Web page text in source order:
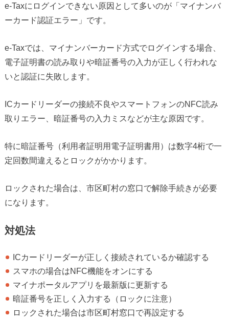
e-Taxにログインできない原因として多いのが「マイナンバ
ーカード認証エラー」です。
e-Taxでは、マイナンバーカード方式でログインする場合、
電子証明書の読み取りや暗証番号の入力が正しく行われな
いと認証に失敗します。
ICカードリーダーの接続不良やスマートフォンのNFC読み
取りエラー、暗証番号の入力ミスなどが主な原因です。
特に暗証番号（利用者証明用電子証明書用）は数字4桁で一
定回数間違えるとロックがかかります。
ロックされた場合は、市区町村の窓口で解除手続きが必要
になります。
対処法
ICカードリーダーが正しく接続されているか確認する
スマホの場合はNFC機能をオンにする
マイナポータルアプリを最新版に更新する
暗証番号を正しく入力する（ロックに注意）
ロックされた場合は市区町村窓口で再設定する